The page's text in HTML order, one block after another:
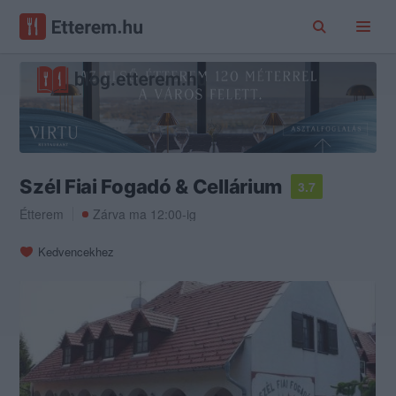
Szél Fiai Fogadó & Cellárium
3.7
Étterem
Zárva ma 12:00-ig
Kedvencekhez